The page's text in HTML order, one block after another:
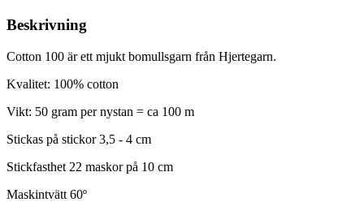
Beskrivning
Cotton 100 är ett mjukt bomullsgarn från Hjertegarn.
Kvalitet: 100% cotton
Vikt: 50 gram per nystan = ca 100 m
Stickas på stickor 3,5 - 4 cm
Stickfasthet 22 maskor på 10 cm
Maskintvätt 60º